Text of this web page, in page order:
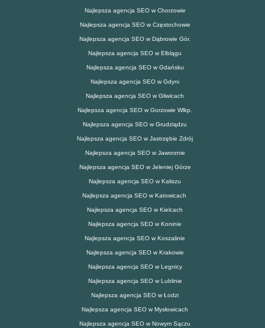
Najlepsza agencja SEO w Chorzowie
Najlepsza agencja SEO w Częstochowie
Najlepsza agencja SEO w Dąbrowie Gór.
Najlepsza agencja SEO w Elblągu
Najlepsza agencja SEO w Gdańsku
Najlepsza agencja SEO w Gdyni
Najlepsza agencja SEO w Gliwicach
Najlepsza agencja SEO w Gorzowie Wlkp.
Najlepsza agencja SEO w Grudziądzu
Najlepsza agencja SEO w Jastrzębie Zdrój
Najlepsza agencja SEO w Jaworznie
Najlepsza agencja SEO w Jeleniej Górze
Najlepsza agencja SEO w Kaliszu
Najlepsza agencja SEO w Katowicach
Najlepsza agencja SEO w Kielcach
Najlepsza agencja SEO w Koninie
Najlepsza agencja SEO w Koszalinie
Najlepsza agencja SEO w Krakowie
Najlepsza agencja SEO w Legnicy
Najlepsza agencja SEO w Lublinie
Najlepsza agencja SEO w Łodzi
Najlepsza agencja SEO w Mysłowicach
Najlepsza agencja SEO w Nowym Sączu